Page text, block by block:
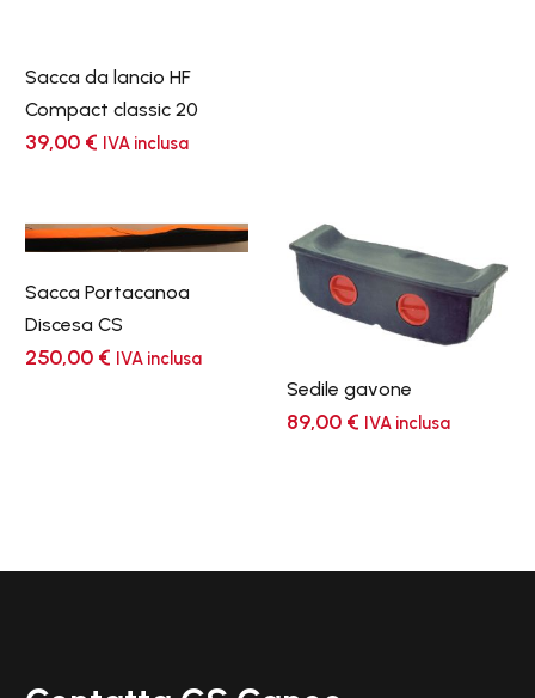
Sacca da lancio HF
Compact classic 20
39,00 € IVA inclusa
Sacca Portacanoa
Discesa CS
250,00 € IVA inclusa
Sedile gavone
89,00 € IVA inclusa